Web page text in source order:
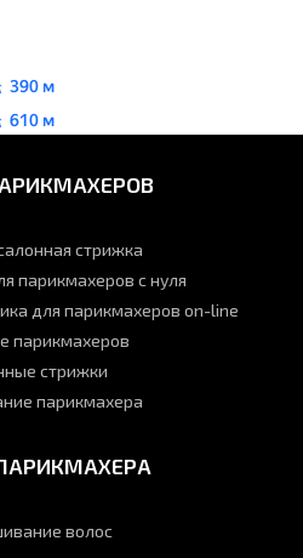
стрижка
парикмахеров с нуля
для парикмахеров on-line
парикмахеров
стрижки
парикмахера
волос